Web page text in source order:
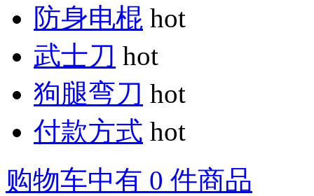
防身电棍 hot
武士刀 hot
狗腿弯刀 hot
付款方式 hot
购物车中有 0 件商品